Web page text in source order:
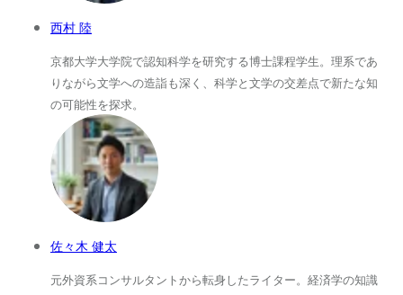
西村 陸
京都大学大学院で認知科学を研究する博士課程学生。理系であ
りながら文学への造詣も深く、科学と文学の交差点で新たな知
の可能性を探求。
佐々木 健太
元外資系コンサルタントから転身したライター。経済学の知識